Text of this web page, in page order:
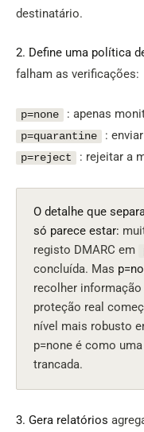
destinatário.
2. Define uma política
falham as verificações:
p=none : apenas
p=quarantine :
p=reject : rejeitar a
O detalhe que
só parece estar:
registo DMARC em
concluída. Mas
recolher
proteção real
nível mais robusto
p=none é como
trancada.
3. Gera relatórios